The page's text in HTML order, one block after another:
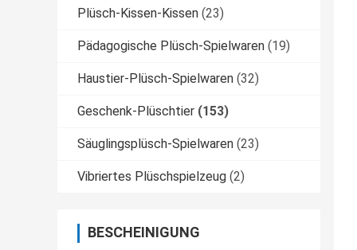
Plüsch-Kissen-Kissen (23)
Pädagogische Plüsch-Spielwaren (19)
Haustier-Plüsch-Spielwaren (32)
Geschenk-Plüschtier (153)
Säuglingsplüsch-Spielwaren (23)
Vibriertes Plüschspielzeug (2)
BESCHEINIGUNG